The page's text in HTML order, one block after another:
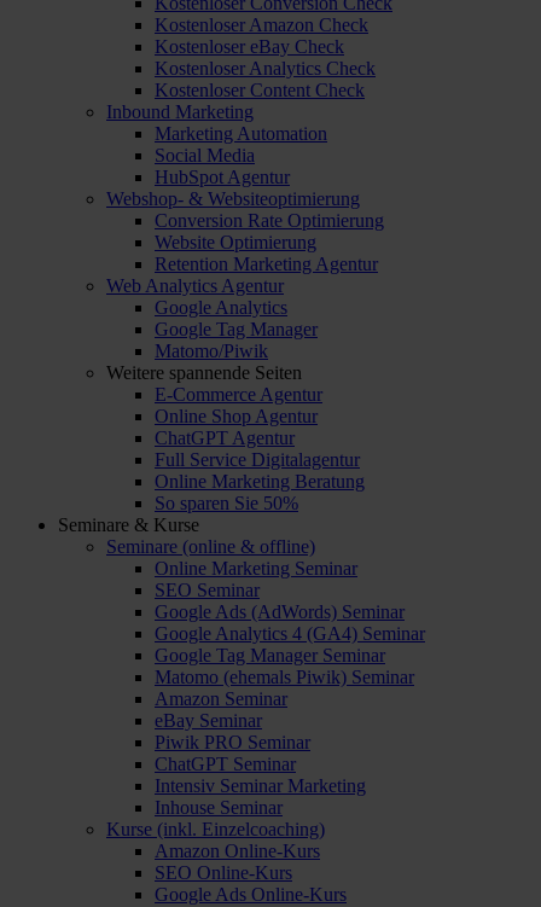
Kostenloser Amazon Check
Kostenloser eBay Check
Kostenloser Analytics Check
Kostenloser Content Check
Inbound Marketing
Marketing Automation
Social Media
HubSpot Agentur
Webshop- & Websiteoptimierung
Conversion Rate Optimierung
Website Optimierung
Retention Marketing Agentur
Web Analytics Agentur
Google Analytics
Google Tag Manager
Matomo/Piwik
Weitere spannende Seiten
E-Commerce Agentur
Online Shop Agentur
ChatGPT Agentur
Full Service Digitalagentur
Online Marketing Beratung
So sparen Sie 50%
Seminare & Kurse
Seminare (online & offline)
Online Marketing Seminar
SEO Seminar
Google Ads (AdWords) Seminar
Google Analytics 4 (GA4) Seminar
Google Tag Manager Seminar
Matomo (ehemals Piwik) Seminar
Amazon Seminar
eBay Seminar
Piwik PRO Seminar
ChatGPT Seminar
Intensiv Seminar Marketing
Inhouse Seminar
Kurse (inkl. Einzelcoaching)
Amazon Online-Kurs
SEO Online-Kurs
Google Ads Online-Kurs